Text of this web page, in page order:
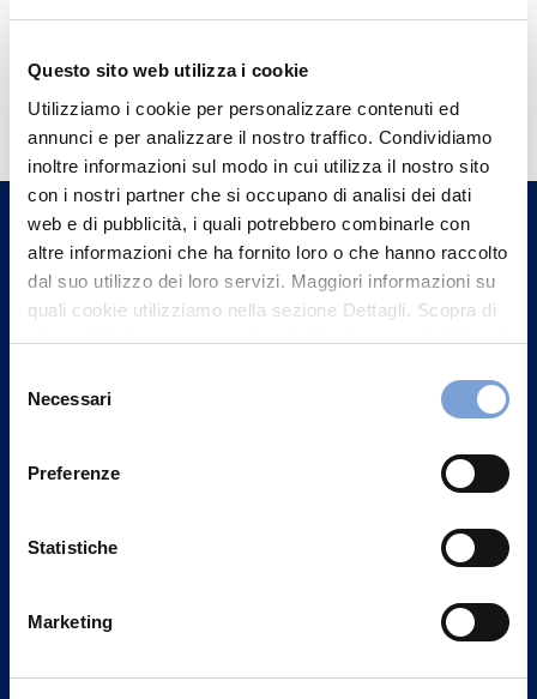
Questo sito web utilizza i cookie
Utilizziamo i cookie per personalizzare contenuti ed
annunci e per analizzare il nostro traffico. Condividiamo
inoltre informazioni sul modo in cui utilizza il nostro sito
con i nostri partner che si occupano di analisi dei dati
web e di pubblicità, i quali potrebbero combinarle con
altre informazioni che ha fornito loro o che hanno raccolto
dal suo utilizzo dei loro servizi. Maggiori informazioni su
quali cookie utilizziamo nella sezione Dettagli. Scopra di
più su chi siamo, come può contattarci e come trattiamo i
può trovare nel footer del sito nella sezione "Informativa
delNecessari
Preferenze
Statistiche
Marketing
Hai bisogno di
informazioni?
Trova l'Agenzia più vicina a te e parla con
un nostro Agente.
Contattaci
Vittoria Assicurazioni S.p.A.